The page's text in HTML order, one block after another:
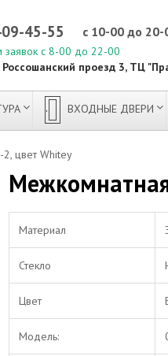
45-55 с 10-00 до 20-
заявок с 8-00 до 22-00
Россошанский проезд 3, ТЦ
ВХОДНЫЕ ДВЕРИ
цвет Whitey
Материал
Стекло
Цвет
Модель: